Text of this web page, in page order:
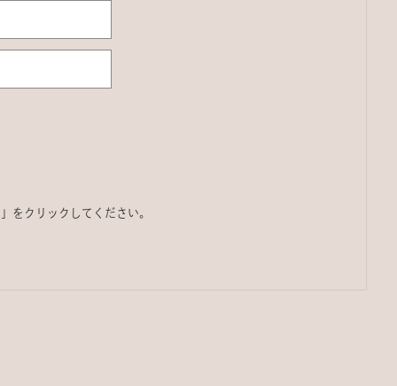
をクリックしてください。